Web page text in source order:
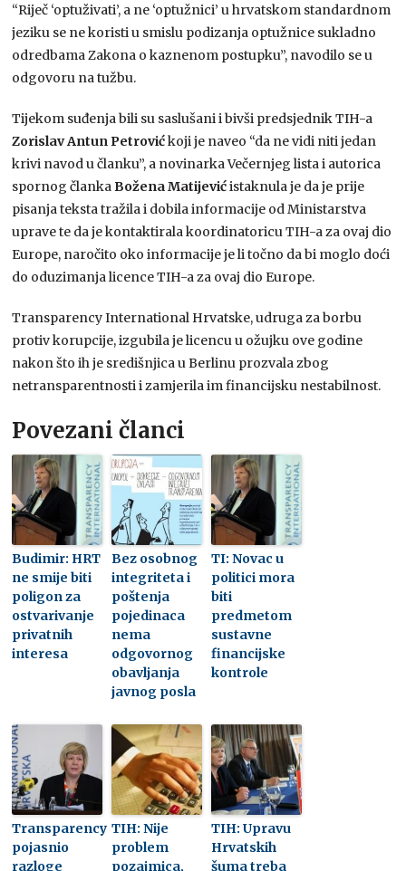
“Riječ ‘optuživati’, a ne ‘optužnici’ u hrvatskom standardnom
jeziku se ne koristi u smislu podizanja optužnice sukladno
odredbama Zakona o kaznenom postupku”, navodilo se u
odgovoru na tužbu.
Tijekom suđenja bili su saslušani i bivši predsjednik TIH-a
Zorislav Antun Petrovićkoji je naveo “da ne vidi niti jedan
krivi navod u članku”, a novinarka Večernjeg lista i autorica
spornog člankaBožena Matijevićistaknula je da je prije
pisanja teksta tražila i dobila informacije od Ministarstva
uprave te da je kontaktirala koordinatoricu TIH-a za ovaj dio
Europe, naročito oko informacije je li točno da bi moglo doći
do oduzimanja licence TIH-a za ovaj dio Europe.
Transparency International Hrvatske, udruga za borbu
protiv korupcije, izgubila je licencu u ožujku ove godine
nakon što ih je središnjica u Berlinu prozvala zbog
netransparentnosti i zamjerila im financijsku nestabilnost.
Povezani članci
Budimir: HRT
ne smije biti
poligon za
ostvarivanje
privatnih
interesa
Bez osobnog
integriteta i
poštenja
pojedinaca
nema
odgovornog
obavljanja
javnog posla
TI: Novac u
politici mora
biti
predmetom
sustavne
financijske
kontrole
Transparency
pojasnio
razloge
TIH: Nije
problem
pozajmica,
TIH: Upravu
Hrvatskih
šuma treba